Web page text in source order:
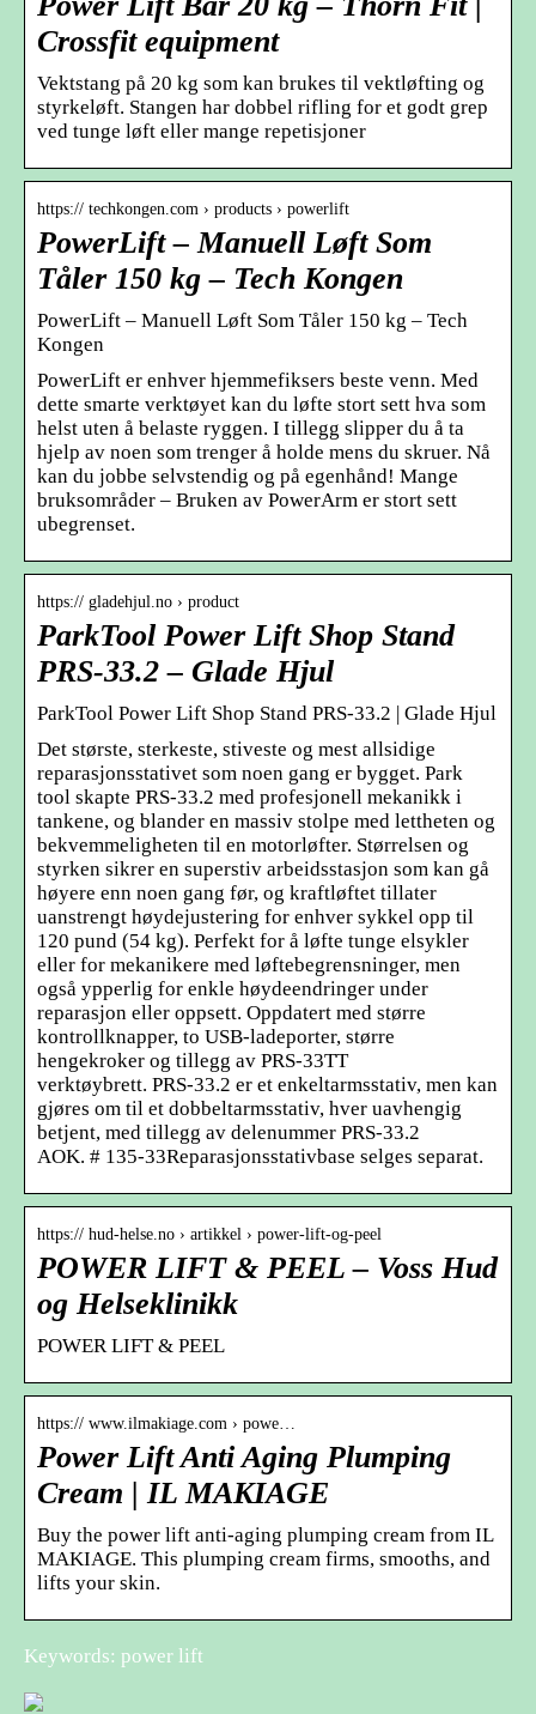
Crossfit equipment
Vektstang på 20 kg som kan brukes til vektløfting og
styrkeløft. Stangen har dobbel rifling for et godt grep
ved tunge løft eller mange repetisjoner
https:// techkongen.com › products › powerlift
PowerLift – Manuell Løft Som
Tåler 150 kg – Tech Kongen
PowerLift – Manuell Løft Som Tåler 150 kg – Tech
Kongen
PowerLift er enhver hjemmefiksers beste venn. Med
dette smarte verktøyet kan du løfte stort sett hva som
helst uten å belaste ryggen. I tillegg slipper du å ta
hjelp av noen som trenger å holde mens du skruer. Nå
kan du jobbe selvstendig og på egenhånd! Mange
bruksområder – Bruken av PowerArm er stort sett
ubegrenset.
https:// gladehjul.no › product
ParkTool Power Lift Shop Stand
PRS-33.2 – Glade Hjul
ParkTool Power Lift Shop Stand PRS-33.2 | Glade Hjul
Det største, sterkeste, stiveste og mest allsidige
reparasjonsstativet som noen gang er bygget. Park
tool skapte PRS-33.2 med profesjonell mekanikk i
tankene, og blander en massiv stolpe med lettheten og
bekvemmeligheten til en motorløfter. Størrelsen og
styrken sikrer en superstiv arbeidsstasjon som kan gå
høyere enn noen gang før, og kraftløftet tillater
uanstrengt høydejustering for enhver sykkel opp til
120 pund (54 kg). Perfekt for å løfte tunge elsykler
eller for mekanikere med løftebegrensninger, men
også ypperlig for enkle høydeendringer under
reparasjon eller oppsett. Oppdatert med større
kontrollknapper, to USB-ladeporter, større
hengekroker og tillegg av PRS-33TT
verktøybrett. PRS-33.2 er et enkeltarmsstativ, men kan
gjøres om til et dobbeltarmsstativ, hver uavhengig
betjent, med tillegg av delenummer PRS-33.2
AOK. # 135-33Reparasjonsstativbase selges separat.
https:// hud-helse.no › artikkel › power-lift-og-peel
POWER LIFT & PEEL – Voss Hud
og Helseklinikk
POWER LIFT & PEEL
https:// www.ilmakiage.com › powe…
Power Lift Anti Aging Plumping
Cream | IL MAKIAGE
Buy the power lift anti-aging plumping cream from IL
MAKIAGE. This plumping cream firms, smooths, and
lifts your skin.
Keywords: power lift